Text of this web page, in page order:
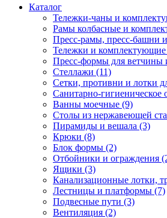
Каталог
Тележки-чаны и
Рамы колбасные и
Пресс-рамы, пресс-башни
Тележки и комплектующие
Пресс-формы для ветчины
Стеллажи (11)
Сетки, противни и лотки
Санитарно-гигиеническое
Ванны моечные (9)
Столы из нержавеющей
Пирамиды и вешала (3)
Крюки (8)
Блок формы (2)
Отбойники и ограждения
Ящики (3)
Канализационные лотки,
Лестницы и платформы (7)
Подвесные пути (3)
Вентиляция (2)